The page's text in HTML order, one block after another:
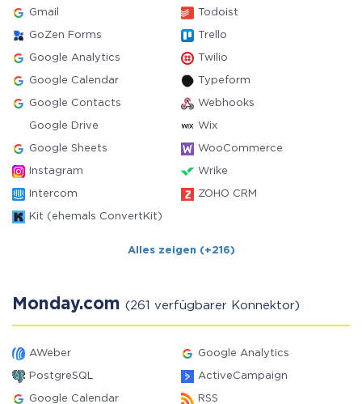
Gmail Todoist
GoZen Forms Trello
Google Analytics Twilio
Google Calendar Typeform
Google Contacts Webhooks
Google Drive Wix
Google Sheets WooCommerce
Instagram Wrike
Intercom ZOHO CRM
Kit (ehemals ConvertKit)
Alles zeigen (+216)
Monday.com (261 verfügbarer Konnektor)
AWeber Google Analytics
PostgreSQL ActiveCampaign
Google Calendar RSS